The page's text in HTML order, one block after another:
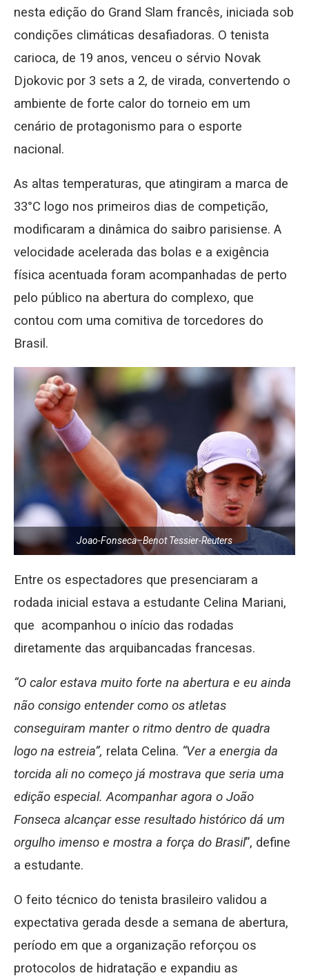
nesta edição do Grand Slam francês, iniciada sob
condições climáticas desafiadoras. O tenista
carioca, de 19 anos, venceu o sérvio Novak
Djokovic por 3 sets a 2, de virada, convertendo o
ambiente de forte calor do torneio em um
cenário de protagonismo para o esporte
nacional.
As altas temperaturas, que atingiram a marca de
33°C logo nos primeiros dias de competição,
modificaram a dinâmica do saibro parisiense. A
velocidade acelerada das bolas e a exigência
física acentuada foram acompanhadas de perto
pelo público na abertura do complexo, que
contou com uma comitiva de torcedores do
Brasil.
Joao-Fonseca–Benot Tessier-Reuters
Entre os espectadores que presenciaram a
rodada inicial estava a estudante Celina Mariani,
que acompanhou o início das rodadas
diretamente das arquibancadas francesas.
“O calor estava muito forte na abertura e eu ainda
não consigo entender como os atletas
conseguiram manter o ritmo dentro de quadra
logo na estreia”, relata Celina. “Ver a energia da
torcida ali no começo já mostrava que seria uma
edição especial. Acompanhar agora o João
Fonseca alcançar esse resultado histórico dá um
orgulho imenso e mostra a força do Brasil”, define
a estudante.
O feito técnico do tenista brasileiro validou a
expectativa gerada desde a semana de abertura,
período em que a organização reforçou os
protocolos de hidratação e expandiu as